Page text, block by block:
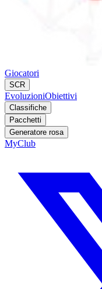
Giocatori
SCR
EvoluzioniObiettivi
Classifiche
Pacchetti
Generatore rosa
MyClub